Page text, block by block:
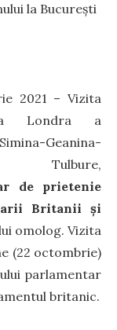
la București
2021 – Vizita
Londra a
Geanina-
Tulbure,
de prietenie
Britanii și
omolog. Vizita
(22 octombrie)
parlamentar
britanic.